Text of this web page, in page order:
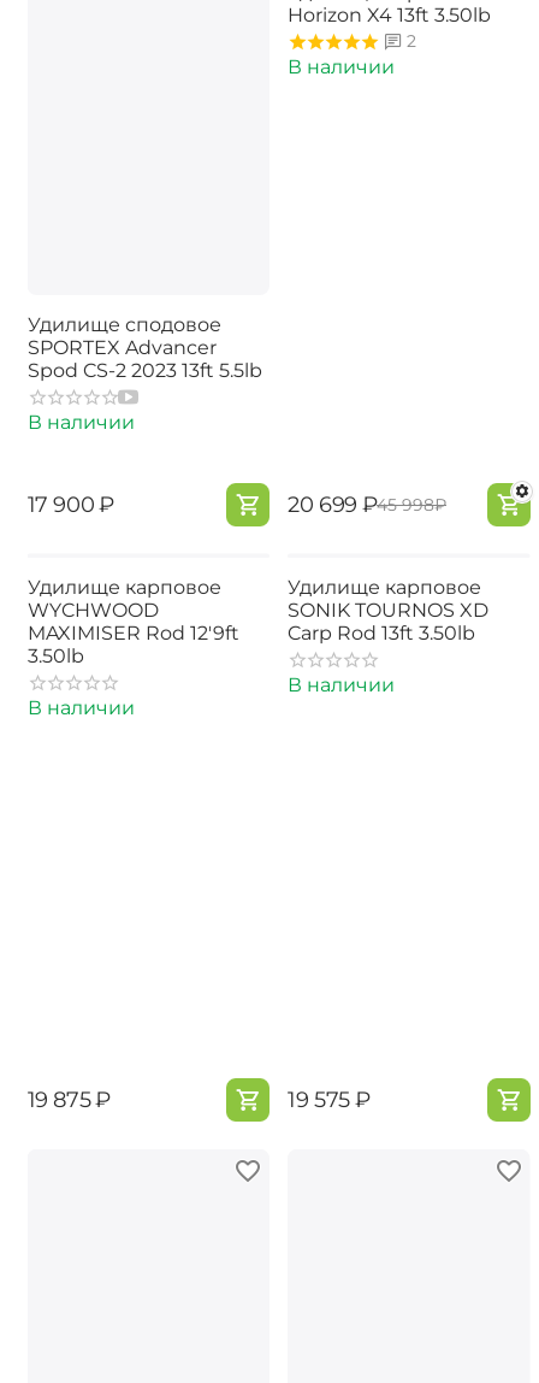
Удилище сподовое
SPORTEX Advancer
Spod CS-2 2023 13ft 5.5lb
В наличии
‍17 900‍₽
Horizon X4 13ft 3.50lb
2
В наличии
‍20 699‍ ₽‍45 998‍₽
Удилище карповое
WYCHWOOD
MAXIMISER Rod 12'9ft
3.50lb
В наличии
‍19 875‍₽
Удилище карповое
SONIK TOURNOS XD
Carp Rod 13ft 3.50lb
В наличии
‍19 575‍₽